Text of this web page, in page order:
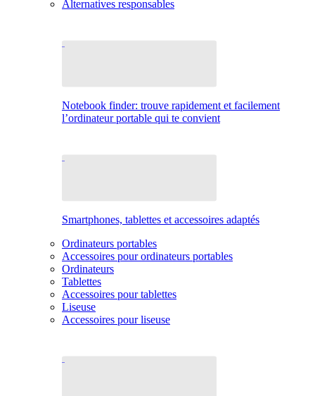
Alternatives responsables
Notebook finder: trouve rapidement et facilement
l’ordinateur portable qui te convient
Smartphones, tablettes et accessoires adaptés
Ordinateurs portables
Accessoires pour ordinateurs portables
Ordinateurs
Tablettes
Accessoires pour tablettes
Liseuse
Accessoires pour liseuse